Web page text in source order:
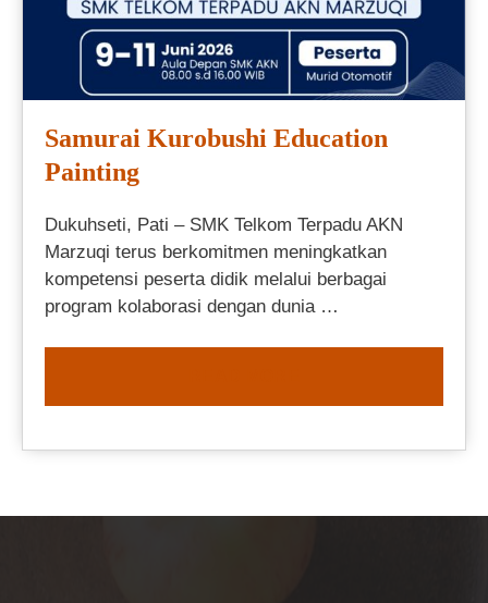
Samurai Kurobushi Education
Painting
Dukuhseti, Pati – SMK Telkom Terpadu AKN
Marzuqi terus berkomitmen meningkatkan
kompetensi peserta didik melalui berbagai
program kolaborasi dengan dunia …